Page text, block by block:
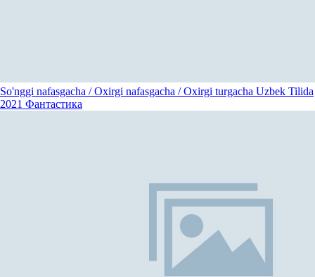
So'nggi nafasgacha / Oxirgi nafasgacha / Oxirgi turgacha Uzbek Tilida
2021 Фантастика